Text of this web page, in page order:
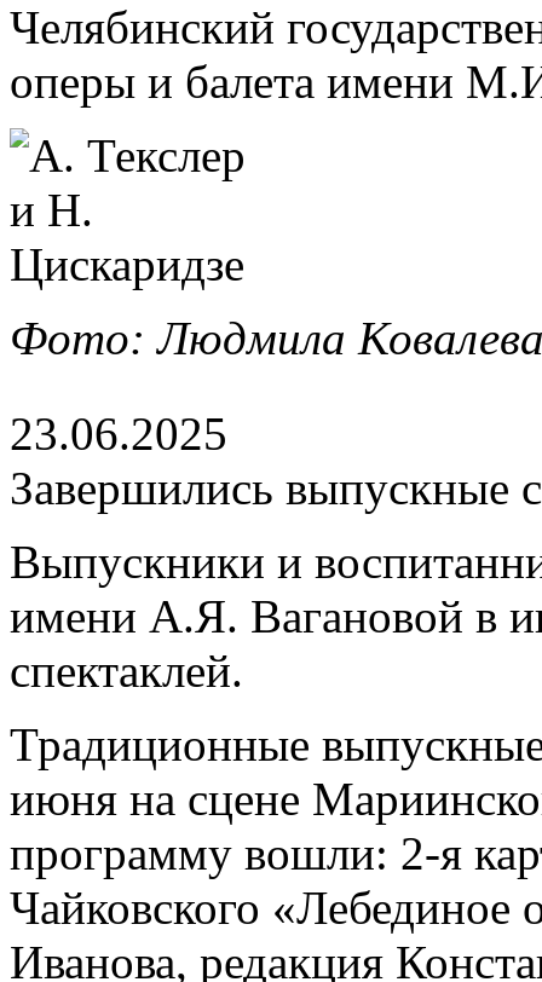
Челябинский
оперы и балета имени
Фото: Людмила
23.06.2025
Завершились выпускные
Выпускники и
имени А.Я. Вагановой в
спектаклей.
Традиционные
июня на сцене
программу вошли: 2-я
Чайковского «Лебединое
Иванова, редакция